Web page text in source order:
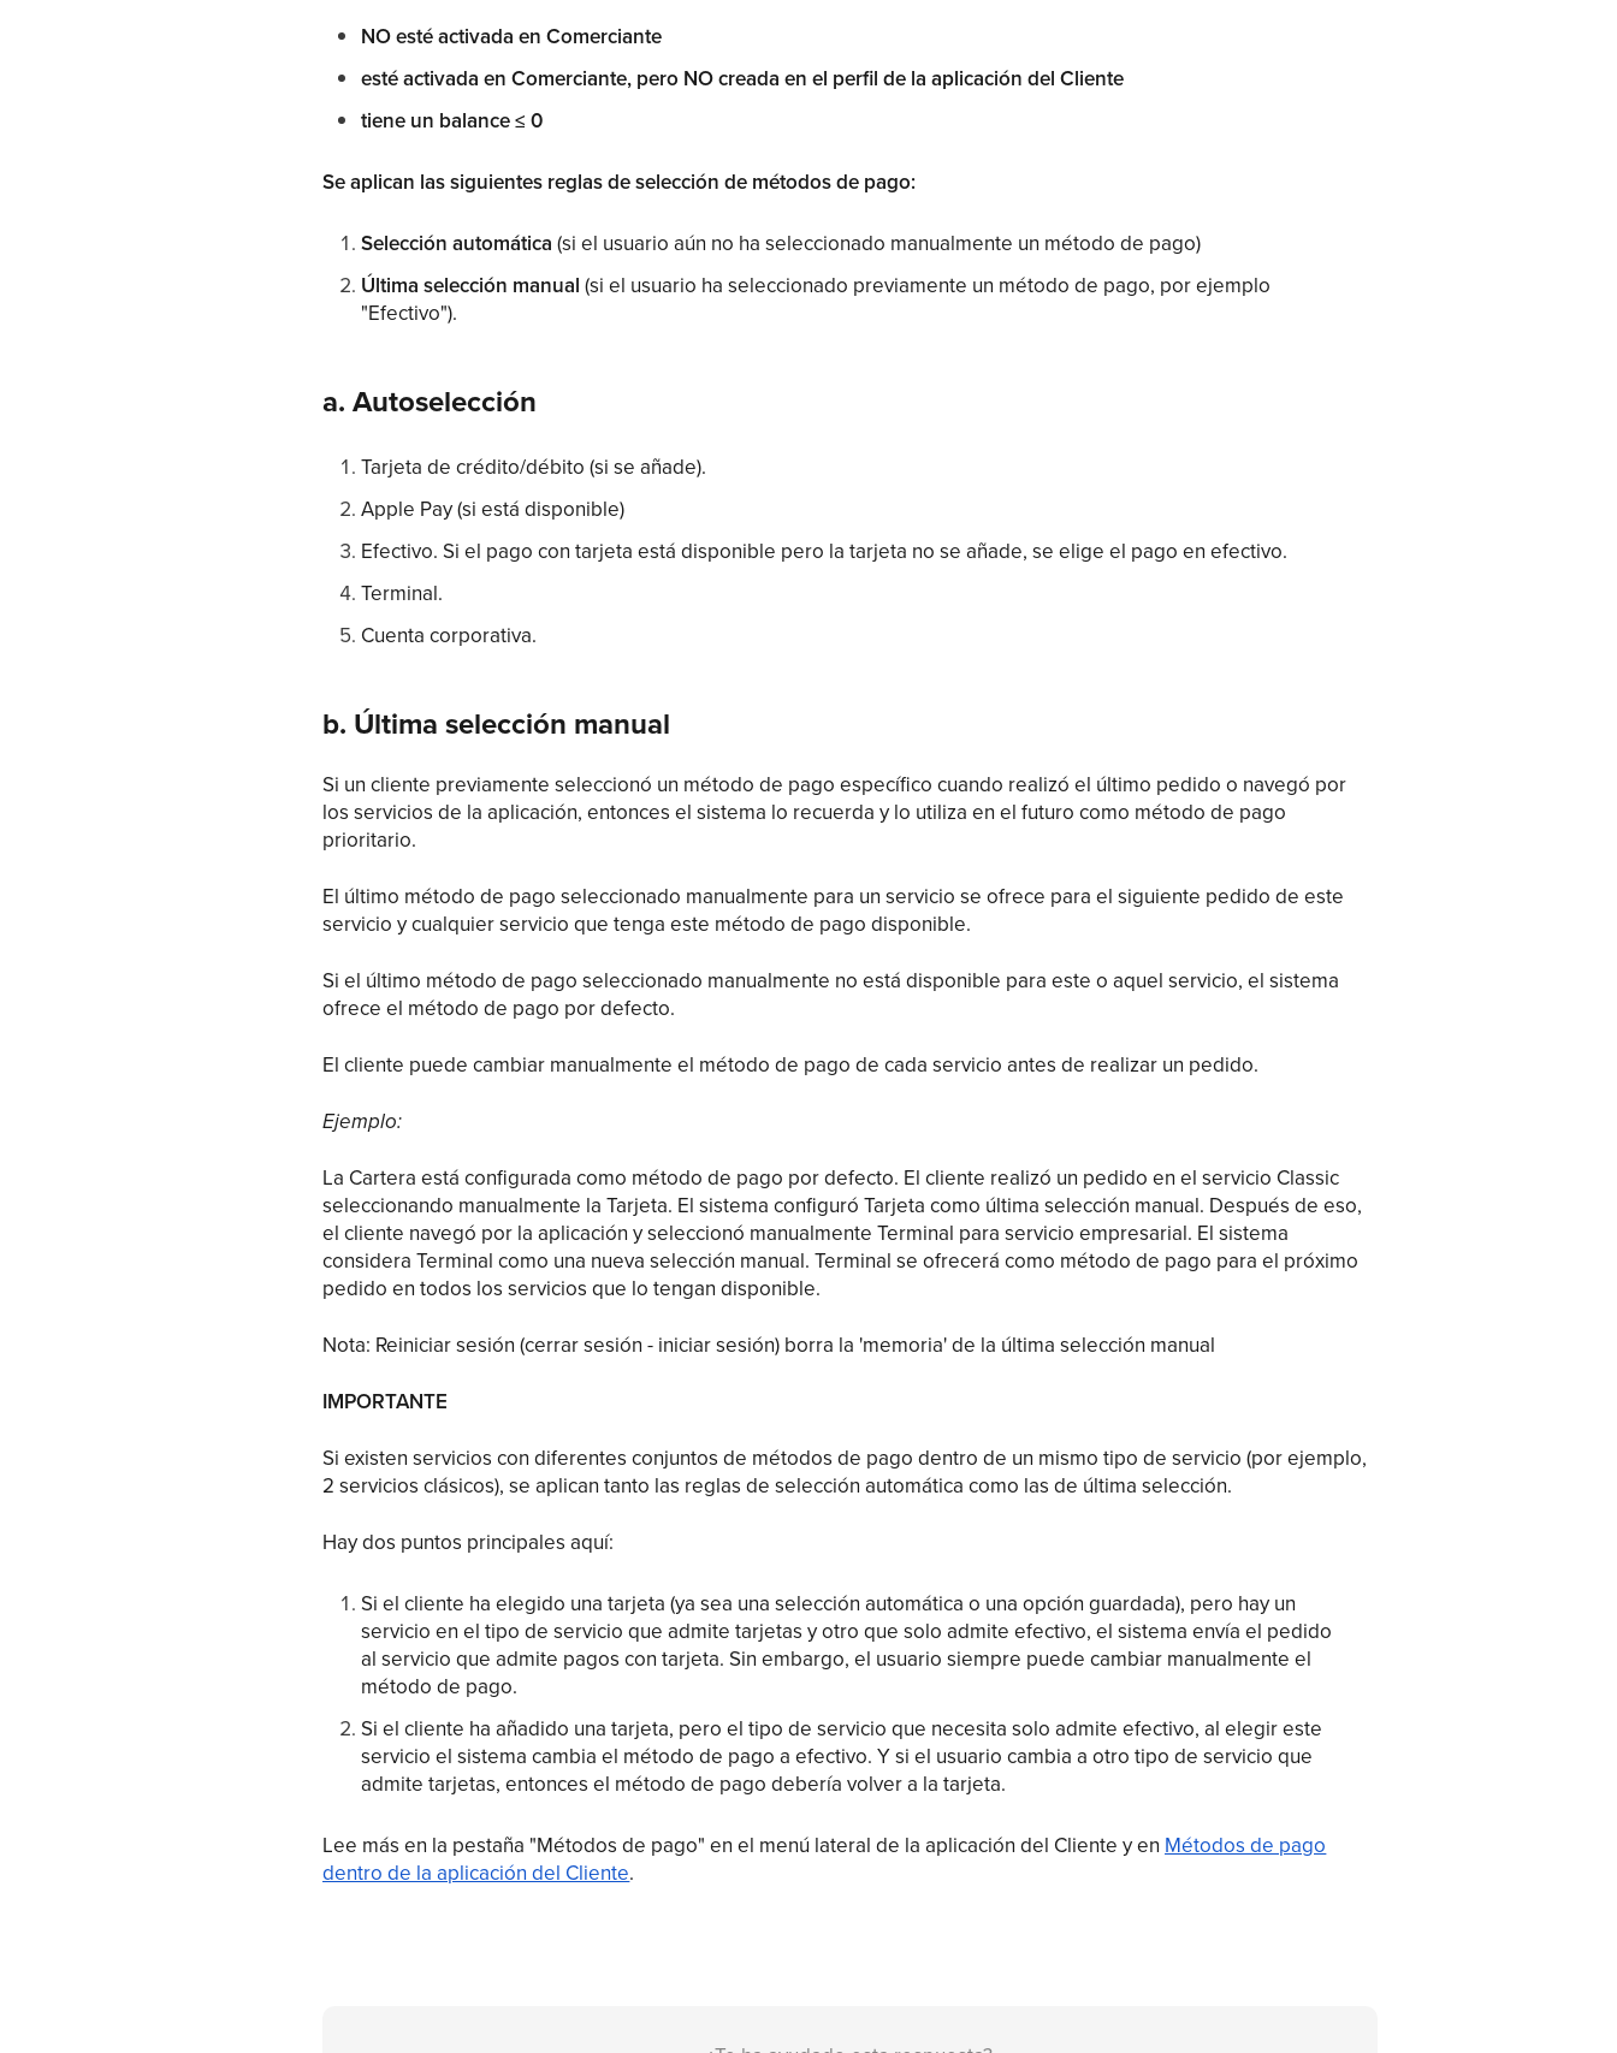
NO esté activada en Comerciante
esté activada en Comerciante, pero NO creada en el perfil de la aplicación del Cliente
tiene un balance ≤ 0
Se aplican las siguientes reglas de selección de métodos de pago:
Selección automática (si el usuario aún no ha seleccionado manualmente un método de pago)
Última selección manual(si el usuario ha seleccionado previamente un método de pago, por ejemplo
"Efectivo").
a. Autoselección
Tarjeta de crédito/débito (si se añade).
Apple Pay (si está disponible)
Efectivo. Si el pago con tarjeta está disponible pero la tarjeta no se añade, se elige el pago en efectivo.
Terminal.
Cuenta corporativa.
b. Última selección manual
Si un cliente previamente seleccionó un método de pago específico cuando realizó el último pedido o navegó por
los servicios de la aplicación, entonces el sistema lo recuerda y lo utiliza en el futuro como método de pago
prioritario.
El último método de pago seleccionado manualmente para un servicio se ofrece para el siguiente pedido de este
servicio y cualquier servicio que tenga este método de pago disponible.
Si el último método de pago seleccionado manualmente no está disponible para este o aquel servicio, el sistema
ofrece el método de pago por defecto.
El cliente puede cambiar manualmente el método de pago de cada servicio antes de realizar un pedido.
Ejemplo:
La Cartera está configurada como método de pago por defecto. El cliente realizó un pedido en el servicio Classic
seleccionando manualmente la Tarjeta. El sistema configuró Tarjeta como última selección manual. Después de eso,
el cliente navegó por la aplicación y seleccionó manualmente Terminal para servicio empresarial. El sistema
considera Terminal como una nueva selección manual. Terminal se ofrecerá como método de pago para el próximo
pedido en todos los servicios que lo tengan disponible.
Nota: Reiniciar sesión (cerrar sesión - iniciar sesión) borra la 'memoria' de la última selección manual
IMPORTANTE
Si existen servicios con diferentes conjuntos de métodos de pago dentro de un mismo tipo de servicio (por ejemplo,
2 servicios clásicos), se aplican tanto las reglas de selección automática como las de última selección.
Hay dos puntos principales aquí:
Si el cliente ha elegido una tarjeta (ya sea una selección automática o una opción guardada), pero hay un
servicio en el tipo de servicio que admite tarjetas y otro que solo admite efectivo, el sistema envía el pedido
al servicio que admite pagos con tarjeta. Sin embargo, el usuario siempre puede cambiar manualmente el
método de pago.
Si el cliente ha añadido una tarjeta, pero el tipo de servicio que necesita solo admite efectivo, al elegir este
servicio el sistema cambia el método de pago a efectivo. Y si el usuario cambia a otro tipo de servicio que
admite tarjetas, entonces el método de pago debería volver a la tarjeta.
Lee más en la pestaña "Métodos de pago" en el menú lateral de la aplicación del Cliente y en Métodos de pago
dentro de la aplicación del Cliente.